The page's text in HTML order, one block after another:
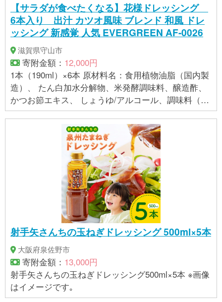
【サラダが食べたくなる】花様ドレッシング
6本入り 出汁 カツオ風味 ブレンド 和風 ドレ
ッシング 新感覚 人気 EVERGREEN AF-0026
滋賀県守山市
寄附金額： 12,000円
1本（190ml）×6本 原材料名：食用植物油脂（国内製
造）、 たん白加水分解物、米発酵調味料、醸造酢、
かつお節エキス、 しょうゆ/アルコール、調味料（ア
ミノ酸等）、 （一部に大豆・小麦を含む）
射手矢さんちの玉ねぎドレッシング 500ml×5本
大阪府泉佐野市
寄附金額： 13,000円
射手矢さんちの玉ねぎドレッシング500ml×5本 ※画像
はイメージです｡